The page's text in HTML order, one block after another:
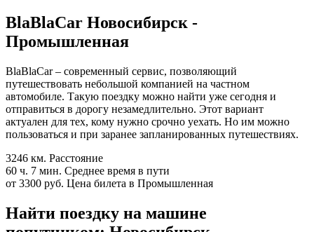
BlaBlaCar Новосибирск -
Промышленная
BlaBlaCar – современный сервис, позволяющий
путешествовать небольшой компанией на частном
автомобиле. Такую поездку можно найти уже сегодня и
отправиться в дорогу незамедлительно. Этот вариант
актуален для тех, кому нужно срочно уехать. Но им можно
пользоваться и при заранее запланированных путешествиях.
3246 км. Расстояние
60 ч. 7 мин. Среднее время в пути
от 3300 руб. Цена билета в Промышленная
Найти поездку на машине